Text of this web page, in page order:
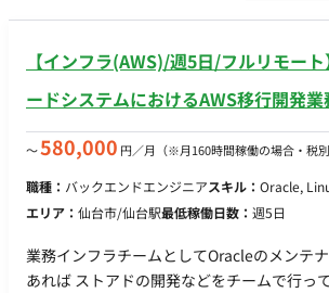
【インフラ(AWS)/週5日/フルリモー
ードシステムにおけるAWS移行開発
〜580,000 円／月 （※月160時間稼働の場合・税別
職種： バックエンドエンジニアスキル： Oracle,
エリア： 仙台市/仙台駅最低稼働日数： 週5日
業務インフラチームとしてOracleのメンテ
あれば ストアドの開発などをチームで行っ